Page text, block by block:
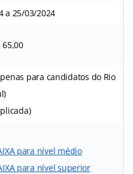
a 25/03/2024
65,00
para candidatos do Rio
para nível médio
para nível superior